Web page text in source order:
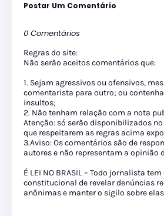
Postar Um Comentário
0 Comentários
Regras do site:
Não serão aceitos comentários que:
1. Sejam agressivos ou ofensivos,
comentarista para outro; ou
insultos;
2. Não tenham relação com a nota
Atenção: só serão disponibilizados
que respeitarem as regras acima
3.Aviso: Os comentários são de
autores e não representam a opinião
É LEI NO BRASIL – Todo jornalista
constitucional de revelar denúncias
anônimas e manter o sigilo sobre